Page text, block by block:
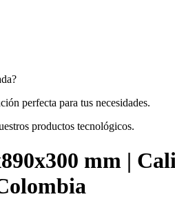
perfecta para tus necesidades.
productos tecnológicos.
mm |